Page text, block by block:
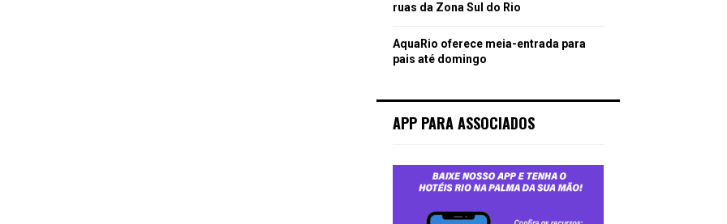
ruas da Zona Sul do Rio
AquaRio oferece meia-entrada para
pais até domingo
APP PARA ASSOCIADOS